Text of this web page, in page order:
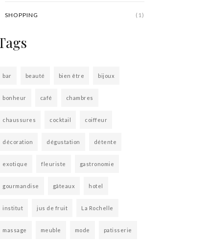
SHOPPING (1)
bar beauté bien être bijoux
bonheur café chambres
chaussures cocktail coiffeur
décoration dégustation détente
exotique fleuriste gastronomie
gourmandise gâteaux hotel
institut jus de fruit La Rochelle
massage meuble mode patisserie